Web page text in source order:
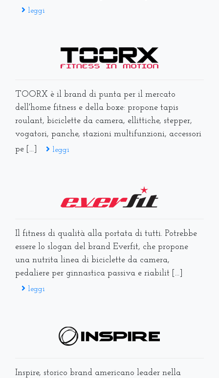
leggi
TOORX è il brand di punta per il mercato
dell'home fitness e della boxe: propone tapis
roulant, biciclette da camera, ellittiche, stepper,
vogatori, panche, stazioni multifunzioni, accessori
pe [...]
leggi
Il fitness di qualità alla portata di tutti. Potrebbe
essere lo slogan del brand Everfit, che propone
una nutrita linea di biciclette da camera,
pedaliere per ginnastica passiva e riabilit [...]
leggi
Inspire, storico brand americano leader nella